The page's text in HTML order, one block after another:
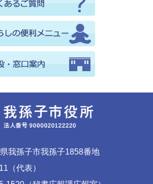
我孫子市我孫子1858番地
（代表）